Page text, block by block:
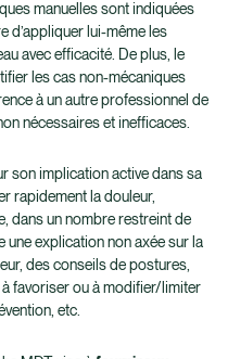
manuelles sont indiquées
d’appliquer lui-même les
avec efficacité. De plus, le
les cas non-mécaniques
à un autre professionnel de
nécessaires et inefficaces.
son implication active dans sa
rapidement la douleur,
dans un nombre restreint de
une explication non axée sur la
des conseils de postures,
favoriser ou à modifier/limiter
etc.